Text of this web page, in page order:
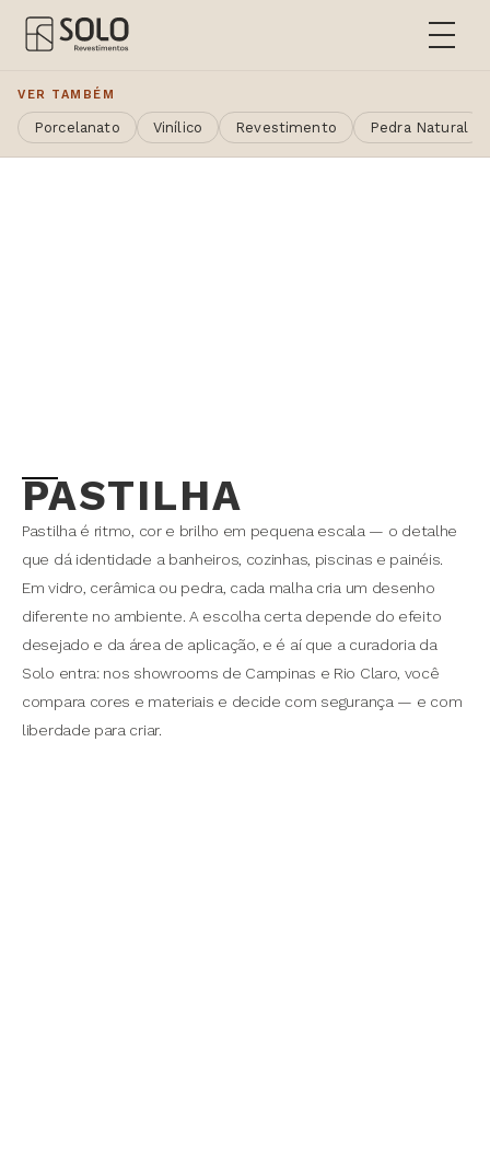
VER TAMBÉM
Porcelanato Vinílico Revestimento Pedra Natural
PASTILHA
Pastilha é ritmo, cor e brilho em pequena escala — o detalhe
que dá identidade a banheiros, cozinhas, piscinas e painéis.
Em vidro, cerâmica ou pedra, cada malha cria um desenho
diferente no ambiente. A escolha certa depende do efeito
desejado e da área de aplicação, e é aí que a curadoria da
Solo entra: nos showrooms de Campinas e Rio Claro, você
compara cores e materiais e decide com segurança — e com
liberdade para criar.